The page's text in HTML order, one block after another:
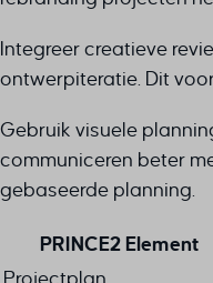
Integreer creatieve
ontwerpiteratie. Dit
Gebruik visuele
communiceren beter
gebaseerde planning.
PRINCE2 Element